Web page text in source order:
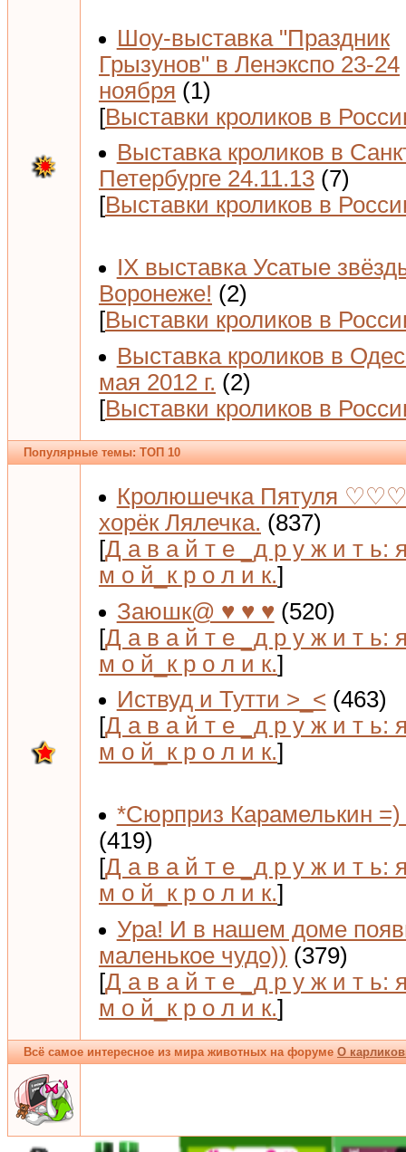
Шоу-выставка "Праздник
Грызунов" в Ленэкспо 23-24
ноября (1)
[Выставки кроликов в
Выставка кроликов в
Петербурге 24.11.13 (7)
[Выставки кроликов в
IX выставка Усатые
Воронеже! (2)
[Выставки кроликов в
Выставка кроликов в
мая 2012 г. (2)
[Выставки кроликов в
Популярные темы: ТОП 10
Кролюшечка Пятуля
хорёк Лялечка. (837)
[Д а в а й т е _д р у ж и т ь:
м о й_к р о л и к.]
Заюшк@ ♥ ♥ ♥ (520)
[Д а в а й т е _д р у ж и т ь:
м о й_к р о л и к.]
Иствуд и Тутти >_< (463)
[Д а в а й т е _д р у ж и т ь:
м о й_к р о л и к.]
*Сюрприз Карамелькин =)
(419)
[Д а в а й т е _д р у ж и т ь:
м о й_к р о л и к.]
Ура! И в нашем доме
маленькое чудо)) (379)
[Д а в а й т е _д р у ж и т ь:
м о й_к р о л и к.]
Всё самое интересное из мира животных на форумеО